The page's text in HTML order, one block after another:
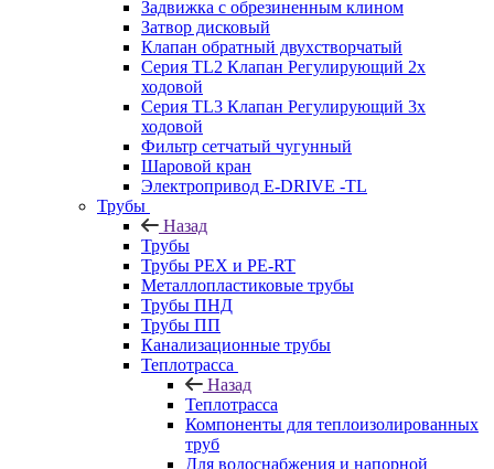
Задвижка с обрезиненным клином
Затвор дисковый
Клапан обратный двухстворчатый
Серия TL2 Клапан Регулирующий 2х
ходовой
Серия TL3 Клапан Регулирующий 3х
ходовой
Фильтр сетчатый чугунный
Шаровой кран
Электропривод E-DRIVE -TL
Трубы
Назад
Трубы
Трубы PEX и PE-RT
Металлопластиковые трубы
Трубы ПНД
Трубы ПП
Канализационные трубы
Теплотрасса
Назад
Теплотрасса
Компоненты для теплоизолированных
труб
Для водоснабжения и напорной